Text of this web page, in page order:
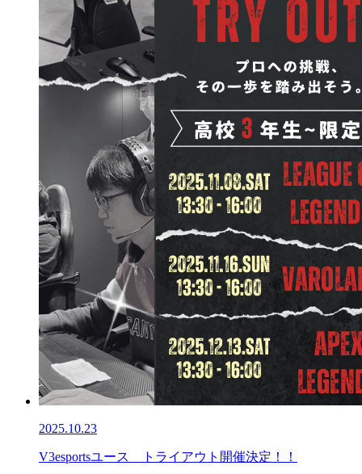
2025.10.23
V3esportsユース トライアウト開催決定！！